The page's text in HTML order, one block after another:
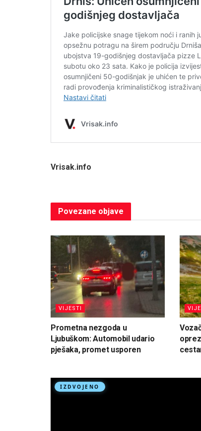
Vrisak.info
Povezane objave
VIJESTI
Prometna nezgoda u
Ljubuškom: Automobil udario
pješaka, promet usporen